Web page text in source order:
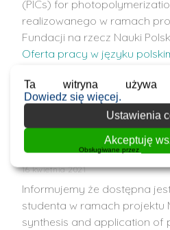
(PICs) for
realizowanego w ramach
Fundacji na rzecz Nauki
Oferta pracy w języku
Oferty pracy dla
w ramach projektu
ramach Projektu
16 kwietnia 2021
Informujemy że dostępna
studenta w ramach projektu
synthesis and application of
Ta witryna używa
Dowiedz się więcej.
Ustawienia
Akceptuję
Obsługiwane przez